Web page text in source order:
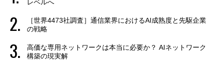
レベルへ
［世界4473社調査］通信業界におけるAI成熟度と先駆企業
の戦略
高価な専用ネットワークは本当に必要か？ AIネットワーク
構築の現実解